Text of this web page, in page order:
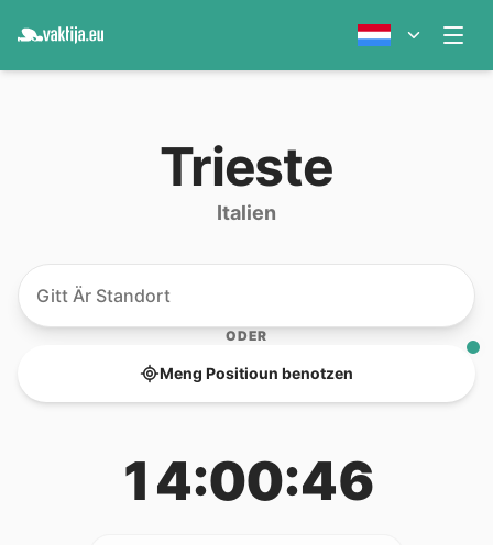
Trieste
Italien
ODER
Meng Positioun benotzen
14:00:46